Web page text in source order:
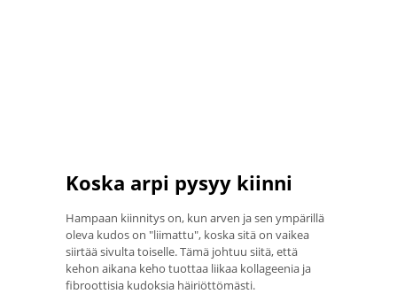
Koska arpi pysyy kiinni
Hampaan kiinnitys on, kun arven ja sen ympärillä
oleva kudos on "liimattu", koska sitä on vaikea
siirtää sivulta toiselle. Tämä johtuu siitä, että
kehon aikana keho tuottaa liikaa kollageenia ja
fibroottisia kudoksia häiriöttömästi.